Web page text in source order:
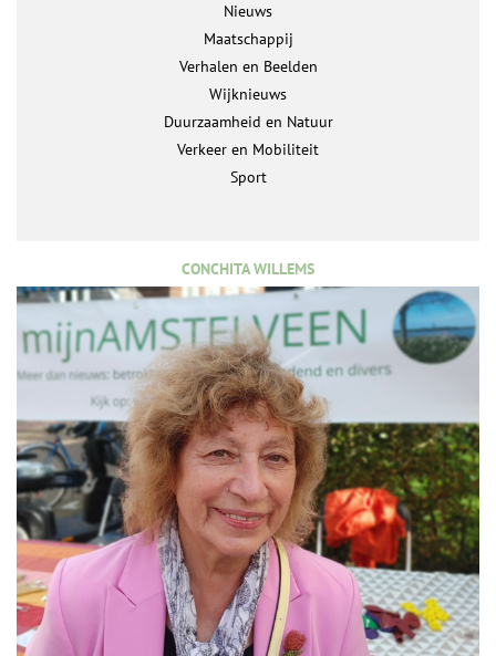
Nieuws
Maatschappij
Verhalen en Beelden
Wijknieuws
Duurzaamheid en Natuur
Verkeer en Mobiliteit
Sport
CONCHITA WILLEMS